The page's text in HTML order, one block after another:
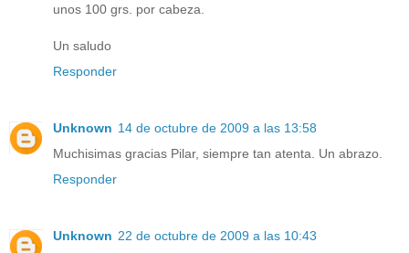
unos 100 grs. por cabeza.
Un saludo
Responder
Unknown 14 de octubre de 2009 a las 13:58
Muchisimas gracias Pilar, siempre tan atenta. Un abrazo.
Responder
Unknown 22 de octubre de 2009 a las 10:43